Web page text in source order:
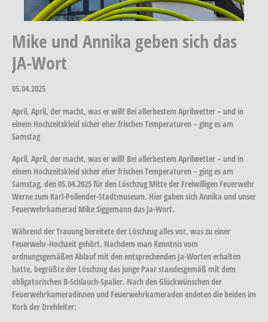
Mike und Annika geben sich das
JA-Wort
05.04.2025
April, April, der macht, was er will! Bei allerbestem Aprilwetter – und in
einem Hochzeitskleid sicher eher frischen Temperaturen – ging es am
Samstag
April, April, der macht, was er will! Bei allerbestem Aprilwetter – und in
einem Hochzeitskleid sicher eher frischen Temperaturen – ging es am
Samstag, den 05.04.2025 für den Löschzug Mitte der Freiwilligen Feuerwehr
Werne zum Karl-Pollender-Stadtmuseum. Hier gaben sich Annika und unser
Feuerwehrkamerad Mike Siggemann das Ja-Wort.
Während der Trauung bereitete der Löschzug alles vor, was zu einer
Feuerwehr-Hochzeit gehört. Nachdem man Kenntnis vom
ordnungsgemäßen Ablauf mit den entsprechenden Ja-Worten erhalten
hatte, begrüßte der Löschzug das junge Paar standesgemäß mit dem
obligatorischen B-Schlauch-Spalier. Nach den Glückwünschen der
Feuerwehrkameradinnen und Feuerwehrkameraden endeten die beiden im
Korb der Drehleiter: